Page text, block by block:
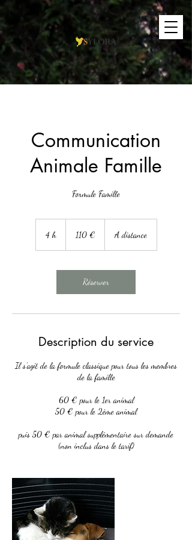
Communication
Animale Famille
Formule Famille
4 h4
110 € A distance
Réserver
Description du service
Il s'agit de la formule classique pour tous les membres
de la famille
60 € pour le 1er animal
50 € pour le 2ème animal
puis 50 € par animal supplémentaire sur demande
(non inclus dans le tarif)